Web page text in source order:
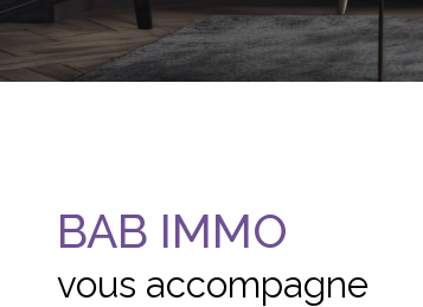
BAB IMMO
vous accompagne